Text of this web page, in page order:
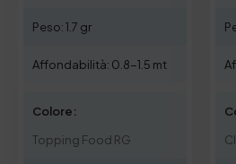
Peso: 1.7 gr
Affondabilità: 0.8-1.5 mt
Colore:
Topping Food RG